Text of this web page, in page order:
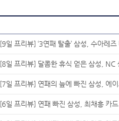
[9일 프리뷰] ‘3연패 탈출’ 삼성, 수아레
[8일 프리뷰] 달콤한 휴식 얻은 삼성, NC
[7일 프리뷰] 연패의 늪에 빠진 삼성, 에
[6일 프리뷰] 연패 빠진 삼성, 최채흥 카